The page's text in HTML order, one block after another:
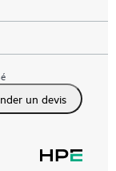
un devis